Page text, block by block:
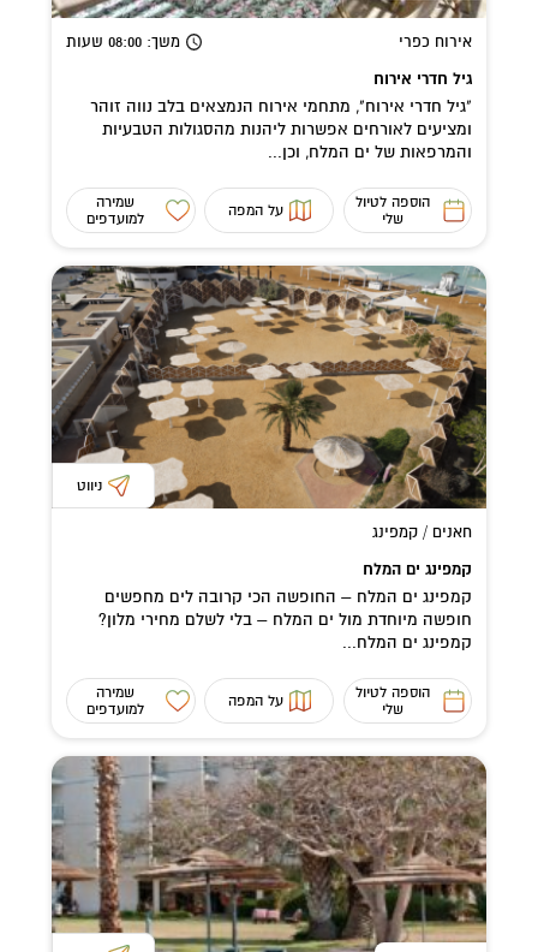
אירוח כפרי משך: 08:00 שעות
גיל חדרי אירוח
"גיל חדרי אירוח", מתחמי אירוח הנמצאים בלב נווה זוהר
ומציעים לאורחים אפשרות ליהנות מהסגולות הטבעיות
והמרפאות של ים המלח, וכן...
הוספה לטיול
שלי
על המפה
שמירה
למועדפים
ניווט
חאנים / קמפינג
קמפינג ים המלח
קמפינג ים המלח – החופשה הכי קרובה לים מחפשים
חופשה מיוחדת מול ים המלח – בלי לשלם מחירי מלון?
קמפינג ים המלח...
הוספה לטיול
שלי
על המפה
שמירה
למועדפים